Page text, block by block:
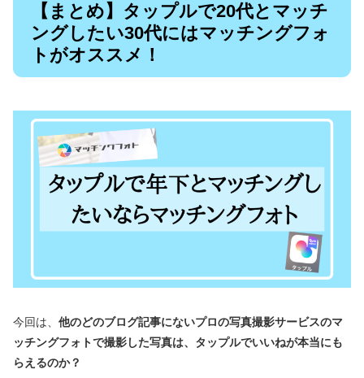
【まとめ】タップルで20代とマッチ
ングしたい30代にはマッチングフォ
トがオススメ！
今回は、 他のどのブログ記事にないプロの写真撮影サービスのマ
ッチングフォトで撮影した写真は、タップルでいいねが本当にも
らえるのか？